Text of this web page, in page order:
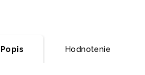
Popis Hodnotenie